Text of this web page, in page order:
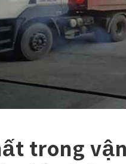
trong